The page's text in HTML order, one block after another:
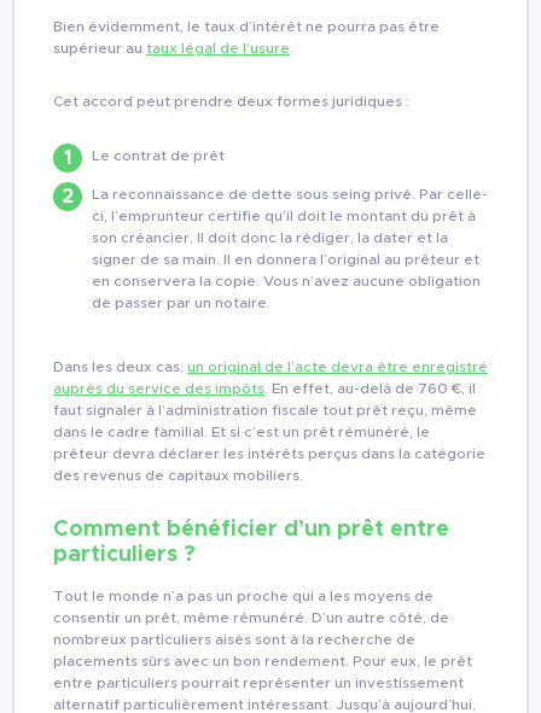
Bien évidemment, le taux d’intérêt ne pourra pas être
supérieur au taux légal de l’usure
Cet accord peut prendre deux formes juridiques :
Le contrat de prêt
La reconnaissance de dette sous seing privé. Par celle-
ci, l’emprunteur certifie qu’il doit le montant du prêt à
son créancier. Il doit donc la rédiger, la dater et la
signer de sa main. Il en donnera l’original au prêteur et
en conservera la copie. Vous n’avez aucune obligation
de passer par un notaire.
Dans les deux cas, un original de l’acte devra être enregistré
auprès du service des impôts . En effet, au-delà de 760 €, il
faut signaler à l’administration fiscale tout prêt reçu, même
dans le cadre familial. Et si c’est un prêt rémunéré, le
prêteur devra déclarer les intérêts perçus dans la catégorie
des revenus de capitaux mobiliers.
Comment bénéficier d’un prêt entre
particuliers ?
Tout le monde n’a pas un proche qui a les moyens de
consentir un prêt, même rémunéré. D’un autre côté, de
nombreux particuliers aisés sont à la recherche de
placements sûrs avec un bon rendement. Pour eux, le prêt
entre particuliers pourrait représenter un investissement
alternatif particulièrement intéressant. Jusqu’à aujourd’hui,